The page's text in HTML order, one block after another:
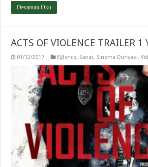
Devamını Oku
ACTS OF VIOLENCE TRAILER 1
01/12/2017 Eğlence, Sanat, Sinema Dünyası,